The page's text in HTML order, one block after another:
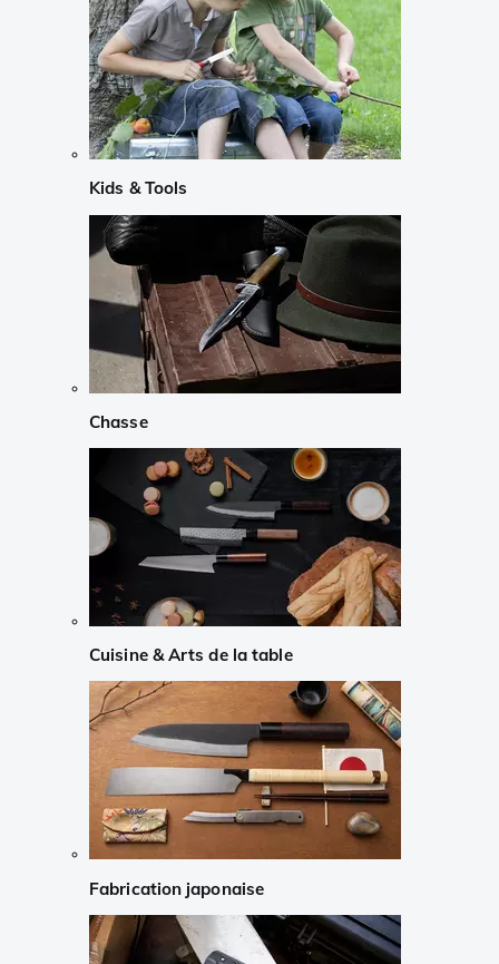
Kids & Tools
Chasse
Cuisine & Arts de la table
Fabrication japonaise